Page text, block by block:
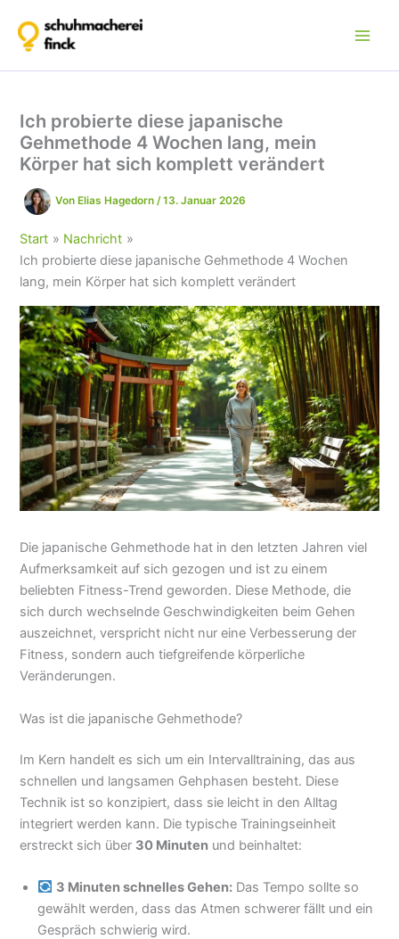
Inhalt
springen
Ich probierte diese japanische
Gehmethode 4 Wochen lang, mein
Körper hat sich komplett verändert
Von Elias Hagedorn/13. Januar 2026
Start
Nachricht
Ich probierte diese japanische Gehmethode 4 Wochen
lang, mein Körper hat sich komplett verändert
Die japanische Gehmethode hat in den letzten Jahren viel
Aufmerksamkeit auf sich gezogen und ist zu einem
beliebten Fitness-Trend geworden. Diese Methode, die
sich durch wechselnde Geschwindigkeiten beim Gehen
auszeichnet, verspricht nicht nur eine Verbesserung der
Fitness, sondern auch tiefgreifende körperliche
Veränderungen.
Was ist die japanische Gehmethode?
Im Kern handelt es sich um ein Intervalltraining, das aus
schnellen und langsamen Gehphasen besteht. Diese
Technik ist so konzipiert, dass sie leicht in den Alltag
integriert werden kann. Die typische Trainingseinheit
erstreckt sich über 30 Minuten und beinhaltet:
3 Minuten schnelles Gehen: Das Tempo sollte so
gewählt werden, dass das Atmen schwerer fällt und ein
Gespräch schwierig wird.